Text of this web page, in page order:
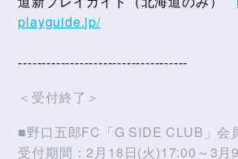
playguide.jp/
------------------------------------
＜受付終了＞
■野口五郎FC「G SIDE CLUB」会
受付期間：2月18日(火)17:00～3月